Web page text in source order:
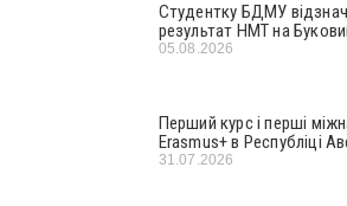
Студентку БДМУ
результат НМТ на
05.08.2026
Перший курс і перші
Erasmus+ в Республіці
31.07.2026